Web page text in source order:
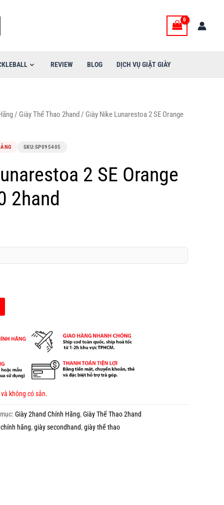
REVIEW BLOG DỊCH VỤ GIẶT GIÀY
/ Giày Thể Thao 2hand / Giày Nike Lunarestoa 2 SE Orange
SKU:SP095405
2 SE Orange
2hand
không có sẵn.
Giày 2hand Chính Hãng,Giày Thể Thao 2hand
hãng,giày secondhand,giày thể thao